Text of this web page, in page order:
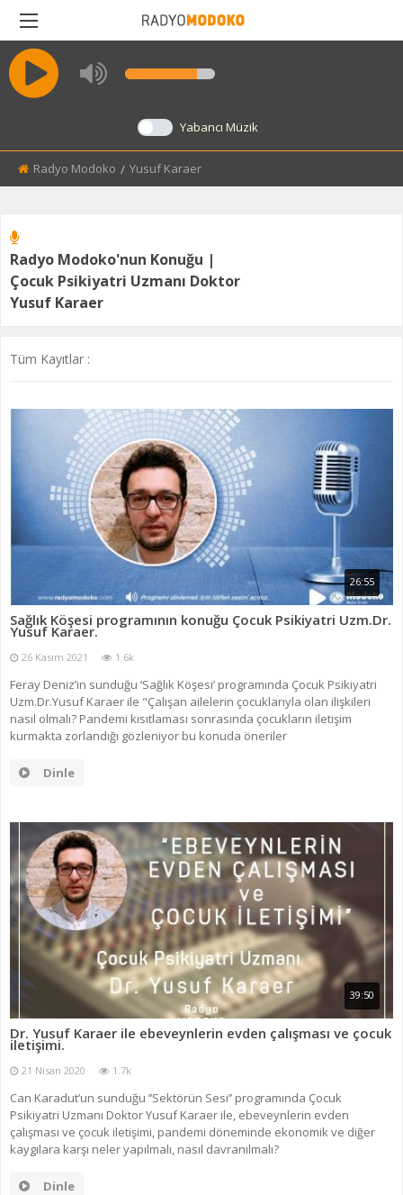
BACK
MARANGOZ
Yabancı Müzik
Radyo Modoko Current:
Yusuf Karaer
Radyo Modoko'nun Konuğu |
Çocuk Psikiyatri Uzmanı Doktor
Yusuf Karaer
Tüm Kayıtlar :
26:55
Sağlık Köşesi programının konuğu Çocuk Psikiyatri Uzm.Dr.
Yusuf Karaer.
26 Kasım 2021 1.6k
Feray Deniz’in sunduğu ‘Sağlık Köşesi’ programında Çocuk Psikiyatri
Uzm.Dr.Yusuf Karaer ile "Çalışan ailelerin çocuklarıyla olan ilişkileri
nasıl olmalı? Pandemi kısıtlaması sonrasında çocukların iletişim
kurmakta zorlandığı gözleniyor bu konuda öneriler
Dinle
39:50
Dr. Yusuf Karaer ile ebeveynlerin evden çalışması ve çocuk
iletişimi.
21 Nisan 2020 1.7k
Can Karadut’un sunduğu ‘’Sektörün Sesi’’ programında Çocuk
Psikiyatri Uzmanı Doktor Yusuf Karaer ile, ebeveynlerin evden
çalışması ve çocuk iletişimi, pandemi döneminde ekonomik ve diğer
kaygılara karşı neler yapılmalı, nasıl davranılmalı?
Dinle